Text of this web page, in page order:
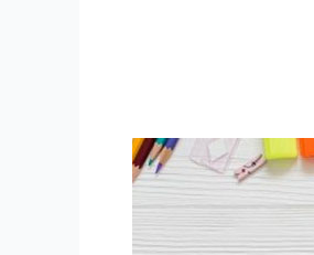
Crucigramas
para
niños